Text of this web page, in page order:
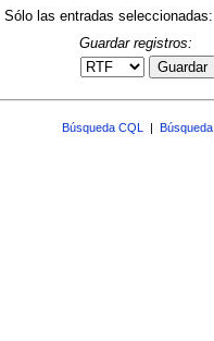
Sólo las entradas seleccionadas:
Guardar registros:
Guardar
Búsqueda CQL